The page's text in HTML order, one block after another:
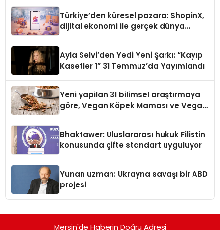
Türkiye’den küresel pazara: ShopinX,
dijital ekonomi ile gerçek dünya
Ayla Selvi’den Yedi Yeni Şarkı: “Kayıp
Kasetler 1” 31 Temmuz’da Yayımlandı
Yeni yapilan 31 bilimsel araştırmaya
göre, Vegan Köpek Maması ve Vegan
Bhaktawer: Uluslararası hukuk Filistin
konusunda çifte standart uyguluyor
Yunan uzman: Ukrayna savaşı bir ABD
projesi
Mersin'de Haberin Doğru Adresi